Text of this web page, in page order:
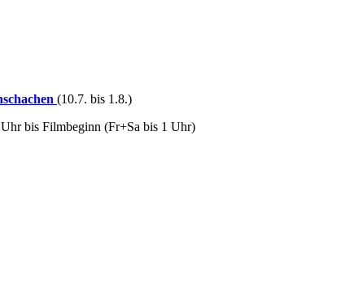
(10.7. bis 1.8.)
bis Filmbeginn (Fr+Sa bis 1 Uhr)